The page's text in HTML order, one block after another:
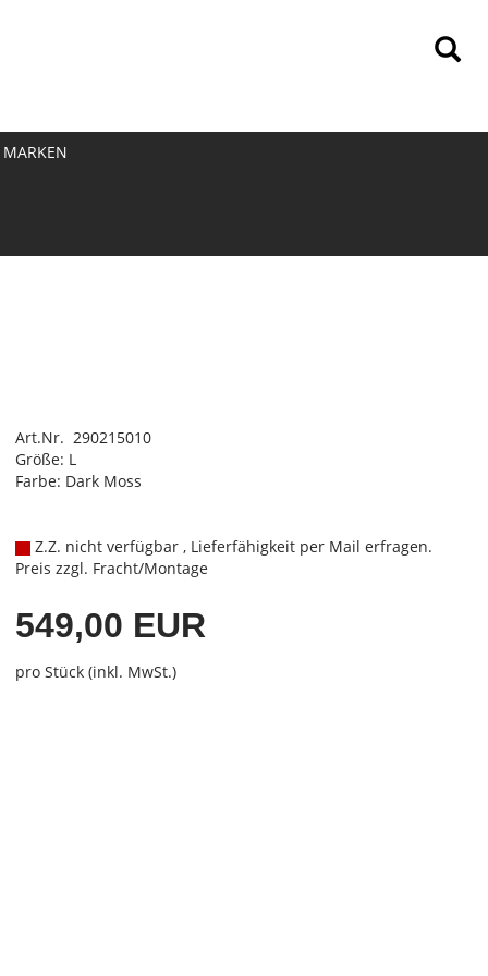
MARKEN
Art.Nr. 290215010
Größe: L
Farbe: Dark Moss
Z.Z. nicht verfügbar , Lieferfähigkeit per Mail erfragen.
Preis zzgl. Fracht/Montage
549,00 EUR
pro Stück (inkl. MwSt.)